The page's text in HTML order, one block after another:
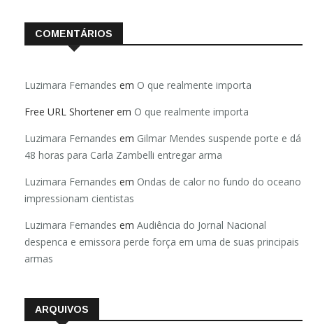
COMENTÁRIOS
Luzimara Fernandes em O que realmente importa
Free URL Shortener em O que realmente importa
Luzimara Fernandes em Gilmar Mendes suspende porte e dá
48 horas para Carla Zambelli entregar arma
Luzimara Fernandes em Ondas de calor no fundo do oceano
impressionam cientistas
Luzimara Fernandes em Audiência do Jornal Nacional
despenca e emissora perde força em uma de suas principais
armas
ARQUIVOS